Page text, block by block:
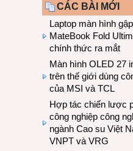
CÁC BÀI MỚI
Laptop màn hình
MateBook Fold
chính thức ra mắt
Màn hình OLED 27
trên thế giới dùng
của MSI và TCL
Hợp tác chiến lược
công nghiệp công
ngành Cao su Việt
VNPT và VRG